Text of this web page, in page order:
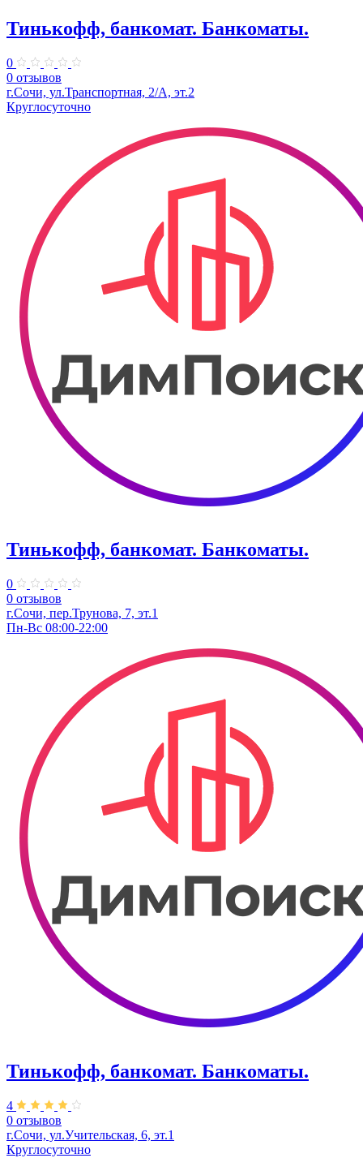
Тинькофф, банкомат. Банкоматы.
0
0 отзывов
г.Сочи, ул.​Транспортная, 2/А, эт.2
Круглосуточно
Тинькофф, банкомат. Банкоматы.
0
0 отзывов
г.Сочи, пер.Трунова, 7, эт.1
Пн-Вс 08:00-22:00
Тинькофф, банкомат. Банкоматы.
4
0 отзывов
г.Сочи, ул.​Учительская, 6, эт.1
Круглосуточно